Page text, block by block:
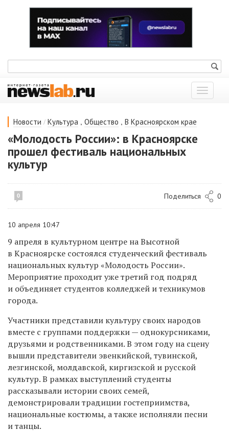
Показать
меню
Новости / Культура , Общество , В Красноярском крае
«Молодость России»: в Красноярске
прошел фестиваль национальных
культур
0 Поделиться 0
10 апреля 10:47
9 апреля в культурном центре на Высотной
в Красноярске состоялся студенческий фестиваль
национальных культур «Молодость России».
Мероприятие проходит уже третий год подряд
и объединяет студентов колледжей и техникумов
города.
Участники представили культуру своих народов
вместе с группами поддержки — однокурсниками,
друзьями и родственниками. В этом году на сцену
вышли представители эвенкийской, тувинской,
лезгинской, молдавской, киргизской и русской
культур. В рамках выступлений студенты
рассказывали истории своих семей,
демонстрировали традиции гостеприимства,
национальные костюмы, а также исполняли песни
и танцы.